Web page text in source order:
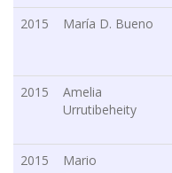
2015
María D. Bueno
2015
Amelia
Urrutibeheity
2015
Mario